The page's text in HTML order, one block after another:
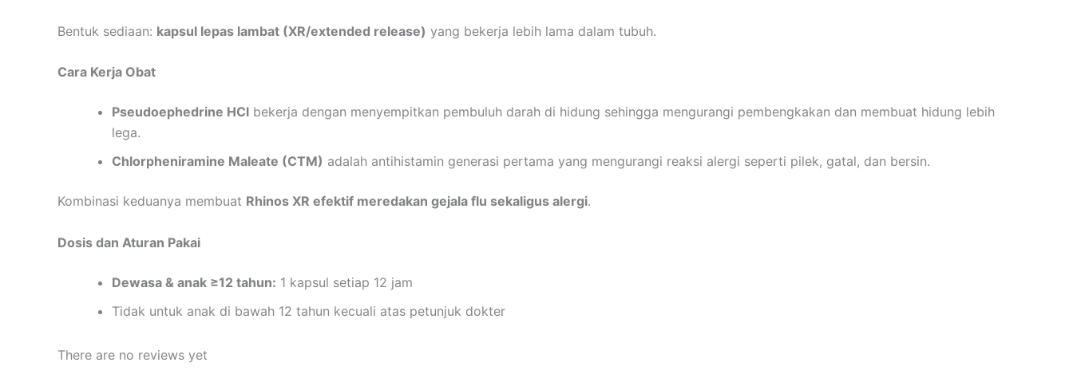
Bentuk sediaan: kapsul lepas lambat (XR/extended release) yang bekerja lebih lama dalam tubuh.
Cara Kerja Obat
Pseudoephedrine HCl bekerja dengan menyempitkan pembuluh darah di hidung sehingga mengurangi pembengkakan dan membuat hidung lebih
lega.
Chlorpheniramine Maleate (CTM) adalah antihistamin generasi pertama yang mengurangi reaksi alergi seperti pilek, gatal, dan bersin.
Kombinasi keduanya membuat Rhinos XR efektif meredakan gejala flu sekaligus alergi.
Dosis dan Aturan Pakai
Dewasa & anak ≥12 tahun: 1 kapsul setiap 12 jam
Tidak untuk anak di bawah 12 tahun kecuali atas petunjuk dokter
There are no reviews yet